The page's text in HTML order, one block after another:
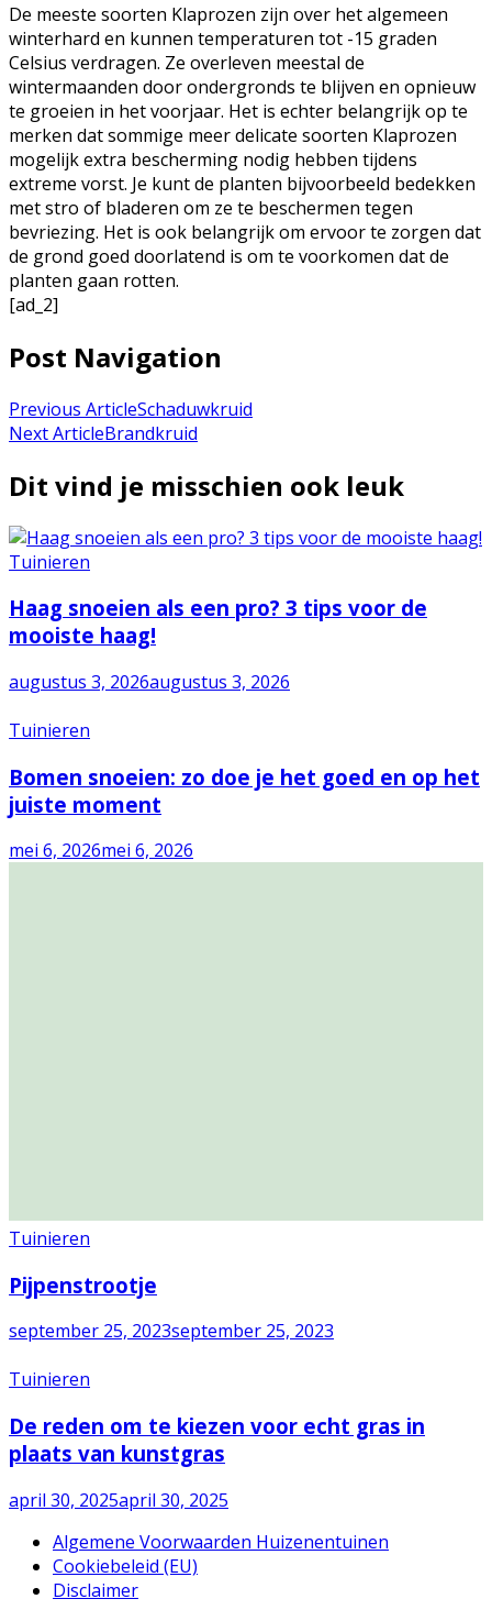
De meeste soorten Klaprozen zijn over het algemeen
winterhard en kunnen temperaturen tot -15 graden
Celsius verdragen. Ze overleven meestal de
wintermaanden door ondergronds te blijven en opnieuw
te groeien in het voorjaar. Het is echter belangrijk op te
merken dat sommige meer delicate soorten Klaprozen
mogelijk extra bescherming nodig hebben tijdens
extreme vorst. Je kunt de planten bijvoorbeeld bedekken
met stro of bladeren om ze te beschermen tegen
bevriezing. Het is ook belangrijk om ervoor te zorgen dat
de grond goed doorlatend is om te voorkomen dat de
planten gaan rotten.
[ad_2]
Post Navigation
Previous ArticleSchaduwkruid
Next ArticleBrandkruid
Dit vind je misschien ook leuk
Tuinieren
Haag snoeien als een pro? 3 tips voor de
mooiste haag!
augustus 3, 2026augustus 3, 2026
Tuinieren
Bomen snoeien: zo doe je het goed en op het
juiste moment
mei 6, 2026mei 6, 2026
Tuinieren
Pijpenstrootje
september 25, 2023september 25, 2023
Tuinieren
De reden om te kiezen voor echt gras in
plaats van kunstgras
april 30, 2025april 30, 2025
Algemene Voorwaarden Huizenentuinen
Cookiebeleid (EU)
Disclaimer